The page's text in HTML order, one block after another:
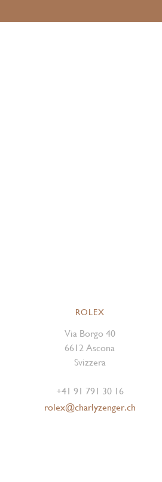
ROLEX
Via Borgo 40
6612 Ascona
Svizzera
+41 91 791 30 16
rolex@charlyzenger.ch